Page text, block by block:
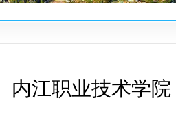
内江职业技术学院